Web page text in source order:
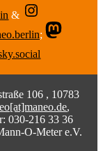
&
;
106 , 10783
,
030-216 33 36
O-Meter e.V.